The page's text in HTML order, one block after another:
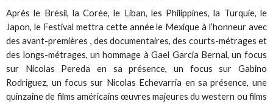
Après le Brésil, la Corée, le Liban, les Philippines, la Turquie, le
Japon, le Festival mettra cette année le Mexique à l’honneur avec
des avant-premières , des documentaires, des courts-métrages et
des longs-métrages, un hommage à Gael Garcia Bernal, un focus
sur Nicolas Pereda en sa présence, un focus sur Gabino
Rodriguez, un focus sur Nicolas Echevarria en sa présence, une
quinzaine de films américains œuvres majeures du western ou films